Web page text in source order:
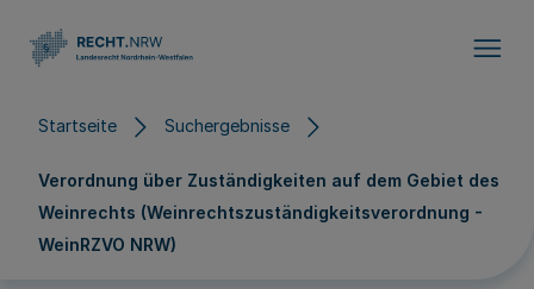
Startseite Suchergebnisse
Verordnung über Zuständigkeiten auf dem Gebiet des
Weinrechts (Weinrechtszuständigkeitsverordnung -
WeinRZVO NRW)